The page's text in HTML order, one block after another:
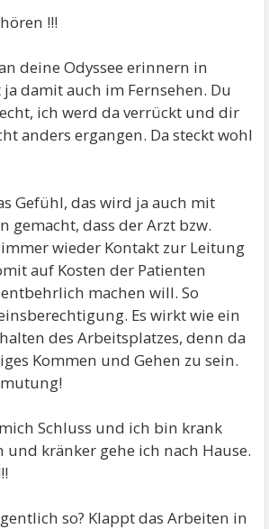
!!!
deine Odyssee erinnern in
damit auch im Fernsehen. Du
ich werd da verrückt und dir
anders ergangen. Da steckt wohl
Gefühl, das wird ja auch mit
gemacht, dass der Arzt bzw.
wieder Kontakt zur Leitung
auf Kosten der Patienten
machen will. So
Es wirkt wie ein
des Arbeitsplatzes, denn da
Kommen und Gehen zu sein.
Schluss und ich bin krank
kränker gehe ich nach Hause.
so? Klappt das Arbeiten in